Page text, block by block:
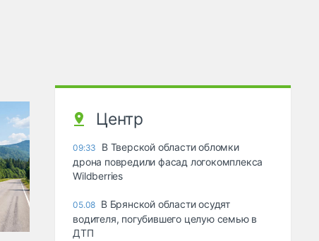
Центр
09:33
В Тверской области обломки
дрона повредили фасад логокомплекса
Wildberries
05.08 В Брянской области осудят
водителя, погубившего целую семью в
ДТП